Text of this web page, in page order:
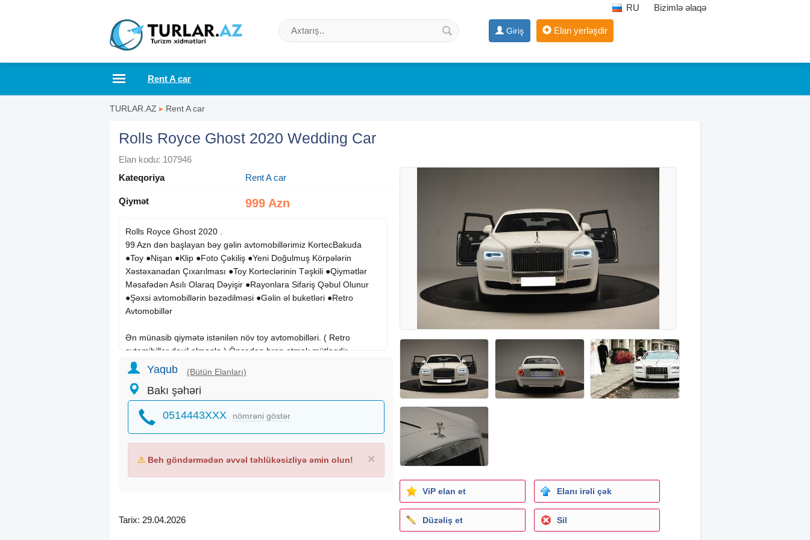
RU Bizimlə əlaqə
Giriş Elan yerləşdir
Rent A car
TURLAR.AZ ▸ Rent A car
Rolls Royce Ghost 2020 Wedding Car
Elan kodu: 107946
Kateqoriya
Rent A car
Qiymət 999 Azn
Rolls Royce Ghost 2020 .
99 Azn dən başlayan bəy gəlin avtomobillərimiz KortecBakuda
●Toy ●Nişan ●Klip ●Foto Çəkiliş ●Yeni Doğulmuş Körpələrin
Xəstəxanadan Çıxarılması ●Toy Korteclərinin Təşkili ●Qiymətlər
Məsafədən Asılı Olaraq Dəyişir ●Rayonlara Sifariş Qəbul Olunur
●Şəxsi avtomobillərin bəzədilməsi ●Gəlin əl buketləri ●Retro
Avtomobillər
Ən münasib qiymətə istənilən növ toy avtomobilləri. ( Retro
avtomibillər daxil olmaqla ) Öncədən bron etmək mütləqdir.
Whatsapp aktivdir 24/7.
Шокирующие скидки Свадебные машины. Цена зависит от
расстояния . Принимаятся заказы на свадьбы , помолвка ,
выписка новорожденного, клипы , фильмы и т.д. Цена
относится к внутригородским расстояниям.
Цена может варьироваться в зависимости от расстояния.
bilərsiz. Whatsapp 24 saat aktivdir, yaza bilersiz.
Yaqub (Bütün Elanları)
Bakı şəhəri
0514443XXX nömrəni göstər
×
⚠ Beh göndərmədən əvvəl təhlükəsizliyə əmin olun!
Tarix: 29.04.2026
ViP elan et Elanı irəli çək
Düzəliş et Sil